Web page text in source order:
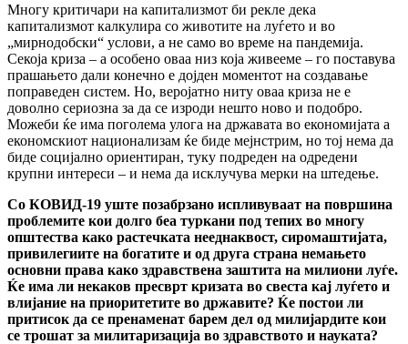
Многу критичари на капитализмот би рекле дека
капитализмот калкулира со животите на луѓето и во
„мирнодобски“ услови, а не само во време на пандемија.
Секоја криза – а особено оваа низ која живееме – го поставува
прашањето дали конечно е дојден моментот на создавање
поправеден систем. Но, веројатно ниту оваа криза не е
доволно сериозна за да се изроди нешто ново и подобро.
Можеби ќе има поголема улога на државата во економијата а
економскиот национализам ќе биде мејнстрим, но тој нема да
биде социјално ориентиран, туку подреден на одредени
крупни интереси – и нема да исклучува мерки на штедење.
Со КОВИД-19 уште позабрзано испливуваат на површина
проблемите кои долго беа туркани под тепих во многу
општества како растечката нееднаквост, сиромаштијата,
привилегиите на богатите и од друга страна немањето
основни права како здравствена заштита на милиони луѓе.
Ќе има ли некаков пресврт кризата во свеста кај луѓето и
влијание на приоритетите во државите? Ќе постои ли
притисок да се пренаменат барем дел од милијардите кои
се трошат за милитаризација во здравството и науката?